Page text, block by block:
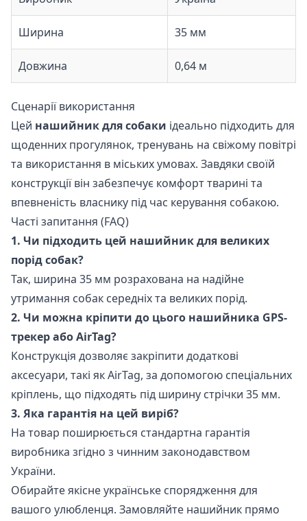
Ширина 35 мм
Довжина 0,64 м
Сценарії використання
Цей нашийник для собаки ідеально підходить для
щоденних прогулянок, тренувань на свіжому повітрі
та використання в міських умовах. Завдяки своїй
конструкції він забезпечує комфорт тварині та
впевненість власнику під час керування собакою.
Часті запитання (FAQ)
1. Чи підходить цей нашийник для великих
порід собак?
Так, ширина 35 мм розрахована на надійне
утримання собак середніх та великих порід.
2. Чи можна кріпити до цього нашийника GPS-
трекер або AirTag?
Конструкція дозволяє закріпити додаткові
аксесуари, такі як AirTag, за допомогою спеціальних
кріплень, що підходять під ширину стрічки 35 мм.
3. Яка гарантія на цей виріб?
На товар поширюється стандартна гарантія
виробника згідно з чинним законодавством
України.
Обирайте якісне українське спорядження для
вашого улюбленця. Замовляйте нашийник прямо